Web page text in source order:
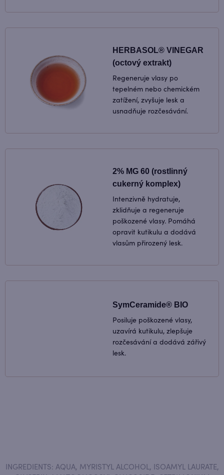
HERBASOL® VINEGAR
(octový extrakt)
Regeneruje vlasy po
tepelném nebo chemickém
zatížení, zvyšuje lesk a
usnadňuje rozčesávání.
2% MG 60 (rostlinný
cukerný komplex)
Intenzivně hydratuje,
zklidňuje a regeneruje
poškozené vlasy. Pomáhá
opravit kutikulu a dodává
vlasům přirozený lesk.
SymCeramide® BIO
Posiluje poškozené vlasy,
uzavírá kutikulu, zlepšuje
rozčesávání a dodává zářivý
lesk.
INGREDIENTS: AQUA, MYRISTYL ALCOHOL, ISOAMYL LAURATE,